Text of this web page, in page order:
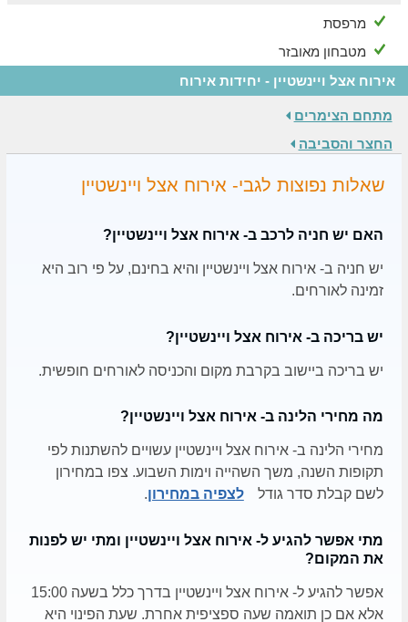
מרפסת
מטבחון מאובזר
אירוח אצל ויינשטיין - יחידות אירוח
מתחם הצימרים
החצר והסביבה
שאלות נפוצות לגבי- אירוח אצל ויינשטיין
האם יש חניה לרכב ב- אירוח אצל ויינשטיין?
יש חניה ב- אירוח אצל ויינשטיין והיא בחינם, על פי רוב היא
זמינה לאורחים.
יש בריכה ב- אירוח אצל ויינשטיין?
יש בריכה ביישוב בקרבת מקום והכניסה לאורחים חופשית.
מה מחירי הלינה ב- אירוח אצל ויינשטיין?
מחירי הלינה ב- אירוח אצל ויינשטיין עשויים להשתנות לפי
תקופות השנה, משך השהייה וימות השבוע. צפו במחירון
לשם קבלת סדר גודל
לצפיה במחירון.
מתי אפשר להגיע ל- אירוח אצל ויינשטיין ומתי יש לפנות
את המקום?
אפשר להגיע ל- אירוח אצל ויינשטיין בדרך כלל בשעה 15:00
אלא אם כן תואמה שעה ספציפית אחרת. שעת הפינוי היא